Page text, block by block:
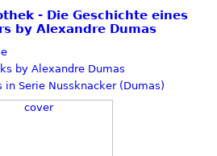
- Die Geschichte eines
by Alexandre Dumas
by Alexandre Dumas
in Serie Nussknacker (Dumas)